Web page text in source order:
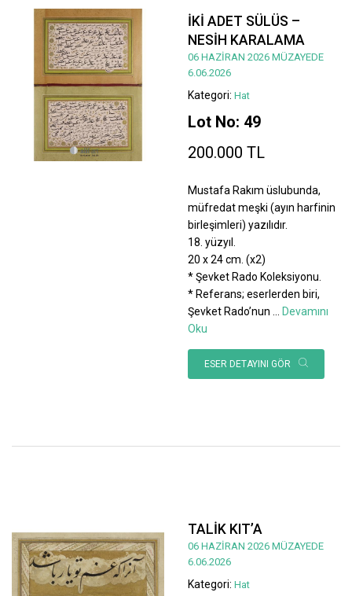
İKİ ADET SÜLÜS –
NESİH KARALAMA
06 HAZİRAN 2026 MÜZAYEDE
6.06.2026
Kategori: Hat
Lot No: 49
200.000 TL
Mustafa Rakım üslubunda,
müfredat meşki (ayın harfinin
birleşimleri) yazılıdır.
18. yüzyıl.
20 x 24 cm. (x2)
* Şevket Rado Koleksiyonu.
* Referans; eserlerden biri,
Şevket Rado’nun
Devamını
Oku
ESER DETAYINI GÖR
TALİK KIT’A
06 HAZİRAN 2026 MÜZAYEDE
6.06.2026
Kategori: Hat